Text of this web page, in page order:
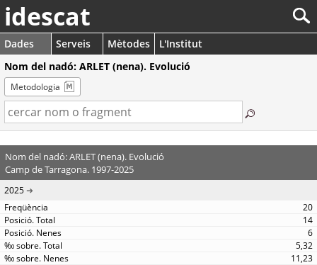
idescat
Dades Serveis Mètodes
L'Institut
Nom del nadó: ARLET (nena). Evolució
Metodologia
Nom del nadó: ARLET (nena). Evolució
Camp de Tarragona. 1997-2025
2025
20
14
6
5,32
11,23